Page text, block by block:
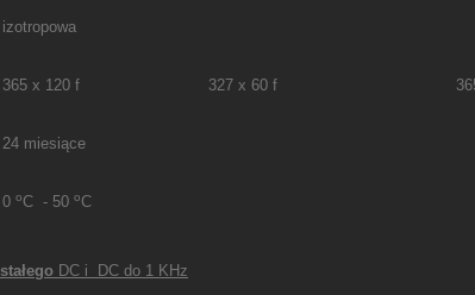
izotropowa
365 x 120 f 327 x 60 f
24 miesiące
0 oC - 50 oC
stałego DC i DC do 1 KHz